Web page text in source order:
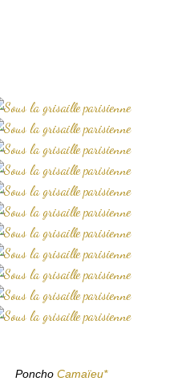
Poncho Camaïeu*